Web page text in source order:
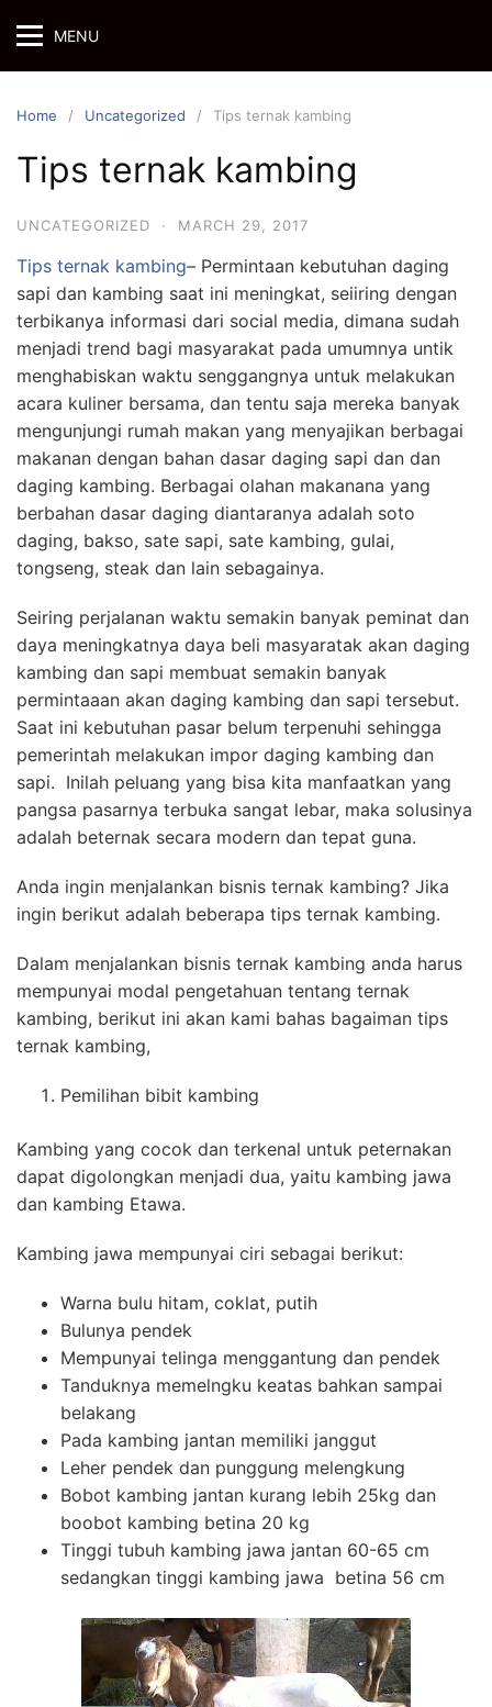
content
MENU
Home Uncategorized Tips ternak kambing
Tips ternak kambing
UNCATEGORIZED · MARCH 29, 2017
Tips ternak kambing– Permintaan kebutuhan daging
sapi dan kambing saat ini meningkat, seiiring dengan
terbikanya informasi dari social media, dimana sudah
menjadi trend bagi masyarakat pada umumnya untik
menghabiskan waktu senggangnya untuk melakukan
acara kuliner bersama, dan tentu saja mereka banyak
mengunjungi rumah makan yang menyajikan berbagai
makanan dengan bahan dasar daging sapi dan dan
daging kambing. Berbagai olahan makanana yang
berbahan dasar daging diantaranya adalah soto
daging, bakso, sate sapi, sate kambing, gulai,
tongseng, steak dan lain sebagainya.
Seiring perjalanan waktu semakin banyak peminat dan
daya meningkatnya daya beli masyaratak akan daging
kambing dan sapi membuat semakin banyak
permintaaan akan daging kambing dan sapi tersebut.
Saat ini kebutuhan pasar belum terpenuhi sehingga
pemerintah melakukan impor daging kambing dan
sapi. Inilah peluang yang bisa kita manfaatkan yang
pangsa pasarnya terbuka sangat lebar, maka solusinya
adalah beternak secara modern dan tepat guna.
Anda ingin menjalankan bisnis ternak kambing? Jika
ingin berikut adalah beberapa tips ternak kambing.
Dalam menjalankan bisnis ternak kambing anda harus
mempunyai modal pengetahuan tentang ternak
kambing, berikut ini akan kami bahas bagaiman tips
ternak kambing,
Pemilihan bibit kambing
Kambing yang cocok dan terkenal untuk peternakan
dapat digolongkan menjadi dua, yaitu kambing jawa
dan kambing Etawa.
Kambing jawa mempunyai ciri sebagai berikut:
Warna bulu hitam, coklat, putih
Bulunya pendek
Mempunyai telinga menggantung dan pendek
Tanduknya memelngku keatas bahkan sampai
belakang
Pada kambing jantan memiliki janggut
Leher pendek dan punggung melengkung
Bobot kambing jantan kurang lebih 25kg dan
boobot kambing betina 20 kg
Tinggi tubuh kambing jawa jantan 60-65 cm
sedangkan tinggi kambing jawa betina 56 cm